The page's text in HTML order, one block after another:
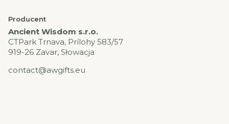
Producent
Ancient Wisdom s.r.o.
CTPark Trnava, Prílohy 583/57
919-26 Zavar, Słowacja
contact@awgifts.eu